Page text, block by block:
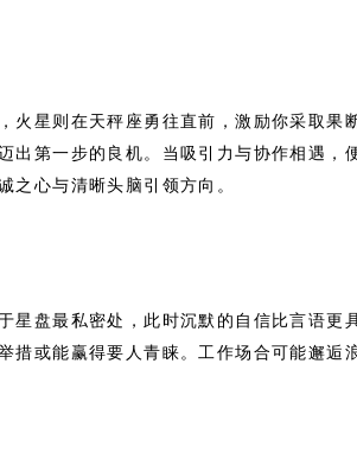
火星则在天秤座勇往直前，激励你采取果
出第一步的良机。当吸引力与协作相遇，
心与清晰头脑引领方向。
星盘最私密处，此时沉默的自信比言语更
措或能赢得要人青睐。工作场合可能邂逅